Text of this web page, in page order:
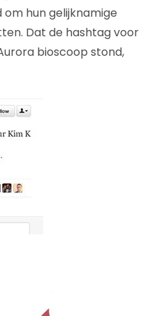
hun gelijknamige
Dat de hashtag voor
bioscoop stond,